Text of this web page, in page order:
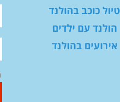
טיול כוכב בהולנד
הולנד עם ילדים
אירועים בהולנד